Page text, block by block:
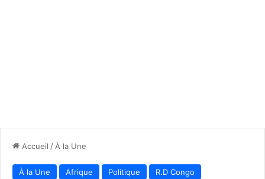
Accueil / À la Une
À la Une Afrique Politique R.D Congo